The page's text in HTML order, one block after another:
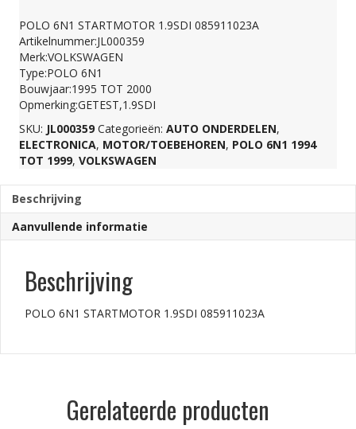
STARTMOTOR
1.9SDI
085911023A
aantal
POLO 6N1 STARTMOTOR 1.9SDI 085911023A
Artikelnummer:JL000359
Merk:VOLKSWAGEN
Type:POLO 6N1
Bouwjaar:1995 TOT 2000
Opmerking:GETEST,1.9SDI
SKU: JL000359 Categorieën: AUTO ONDERDELEN,
ELECTRONICA, MOTOR/TOEBEHOREN, POLO 6N1 1994
TOT 1999, VOLKSWAGEN
Beschrijving
Aanvullende informatie
Beschrijving
POLO 6N1 STARTMOTOR 1.9SDI 085911023A
Gerelateerde producten